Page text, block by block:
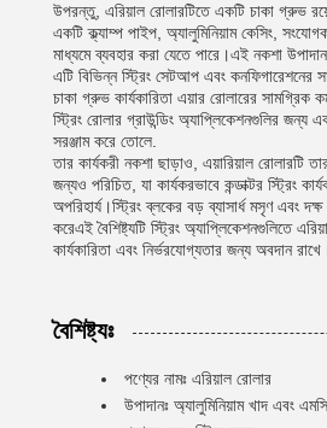
উপরন্তু, এরিয়াল রোলারটিতে একটি চাকা গ্রুভ
একটি ক্ল্যাম্প পাইপ, অ্যালুমিনিয়াম কেসিং,
মাধ্যমে ব্যবহার করা যেতে পারে।এই নকশা
এটি বিভিন্ন স্ট্রিং সেটআপ এবং কনফিগারেশনের
চাকা গ্রুভ কার্যকারিতা এয়ার রোলারের সামগ্রিক
স্ট্রিং রোলার গ্রাউন্ডিং অ্যাপ্লিকেশনগুলির জন্য
সরঞ্জাম করে তোলে.
তার কার্যকরী নকশা ছাড়াও, এয়ারিয়াল রোলারটি
জন্যও পরিচিত, যা কার্যকরভাবে কন্ডাক্টর স্ট্রিং
অপরিহার্য।স্ট্রিং ব্লকের বড় ব্যাসার্ধ মসৃণ এবং দক্ষ
করেএই বৈশিষ্ট্যটি স্ট্রিং অ্যাপ্লিকেশনগুলিতে
কার্যকারিতা এবং নির্ভরযোগ্যতার জন্য অবদান
বৈশিষ্ট্যঃ
পণ্যের নামঃ এরিয়াল রোলার
উপাদানঃ অ্যালুমিনিয়াম খাদ এবং